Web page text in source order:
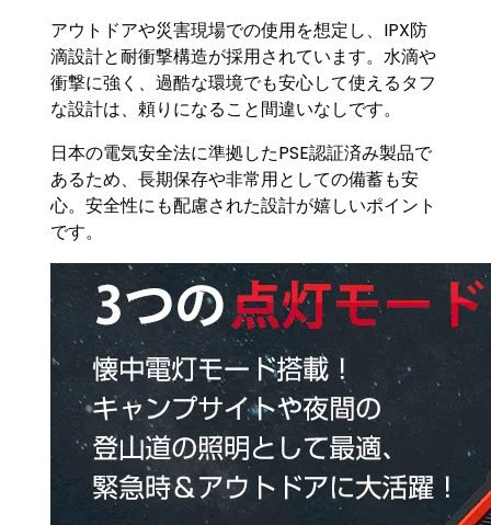
アウトドアや災害現場での使用を想定し、IPX防
滴設計と耐衝撃構造が採用されています。水滴や
衝撃に強く、過酷な環境でも安心して使えるタフ
な設計は、頼りになること間違いなしです。
日本の電気安全法に準拠したPSE認証済み製品で
あるため、長期保存や非常用としての備蓄も安
心。安全性にも配慮された設計が嬉しいポイント
です。